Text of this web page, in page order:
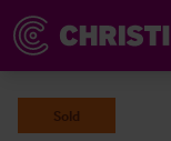
Sold